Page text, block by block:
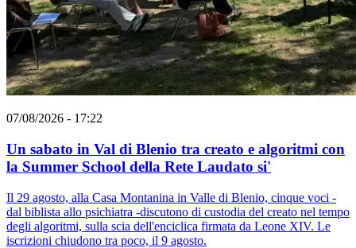
07/08/2026 - 17:22
Un sabato in Val di Blenio tra creato e algoritmi con
la Summer School della Rete Laudato si'
Il 29 agosto, alla Casa Montanina in Valle di Blenio, cinque voci -
dal biblista allo psichiatra -discutono di custodia del creato nel tempo
degli algoritmi, sulla scia dell'enciclica firmata da Leone XIV. Le
iscrizioni chiudono tra poco, il 9 agosto.